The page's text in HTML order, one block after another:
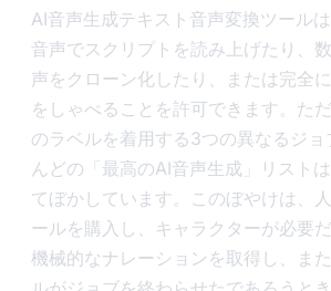
AI音声生成テキスト音声変換ツール
音声でスクリプトを読み上げたり、
声をクローン化したり、または完全
をしゃべることを許可できます。た
のラベルを着用する3つの異なるジョ
んどの「最高のAI音声生成」リスト
てぼかしています。このぼやけは、
ールを購入し、キャラクターが必要
機械的なナレーションを取得し、ま